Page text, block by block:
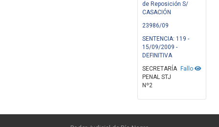
de Reposición S/
CASACIÓN
23986/09
SENTENCIA: 119 -
15/09/2009 -
DEFINITIVA
Fallo
SECRETARÍA
PENAL STJ
Nº2